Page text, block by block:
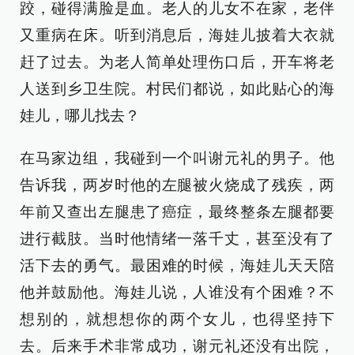
跤，碰得满脸是血。老人的儿女不在家，老伴
又重病在床。听到消息后，海娃儿披着大衣就
赶了过去。为老人简单处理伤口后，开车将老
人送到乡卫生院。村民们都说，如此贴心的海
娃儿，哪儿找去？
在马家边组，我碰到一个叫谢元礼的男子。他
告诉我，两岁时他的左腿被火烧成了残疾，两
年前又查出左腿患了癌症，最终整条左腿都要
进行截肢。当时他情绪一落千丈，甚至没有了
活下去的勇气。最困难的时候，海娃儿天天陪
他并鼓励他。海娃儿说，人谁没有个困难？不
想别的，就想想你的两个女儿，也得坚持下
去。后来手术非常成功，谢元礼还没有出院，